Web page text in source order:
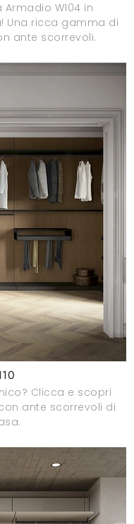
W104 in
Una ricca gamma di
ante scorrevoli.
Clicca e scopri
ante scorrevoli di